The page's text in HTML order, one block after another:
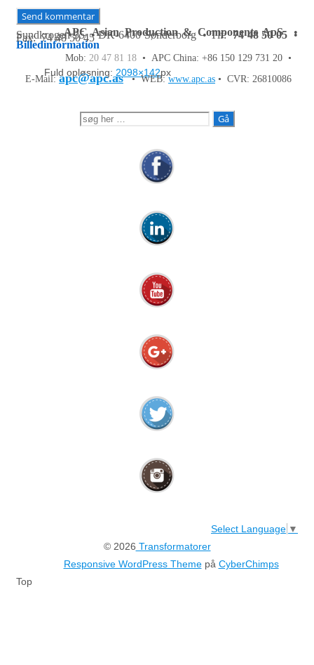
Billedinformation
Fuld opløsning: 2098×142px
APC Asian Production & Components ApS•
Sundkrogen 35 • DK-6400 Sønderborg • Tlf:74 48 50 05•
Fax: 74 48 50 45
Mob: 20 47 81 18• APC China: +86 150 129 731 20 •
E-Mail:apc@apc.as• WEB:www.apc.as • CVR: 26810086
Søg
Select Language ▼
© 2026 Transformatorer
Responsive WordPress Themepå CyberChimps
Top